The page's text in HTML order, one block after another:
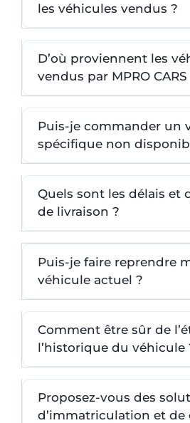
les véhicules vendus ?
D’où proviennent les
vendus par MPRO CARS
Puis-je commander un
spécifique non
Quels sont les délais et
de livraison ?
Puis-je faire reprendre
véhicule actuel ?
Comment être sûr de
l’historique du véhicule
Proposez-vous des
d’immatriculation et de